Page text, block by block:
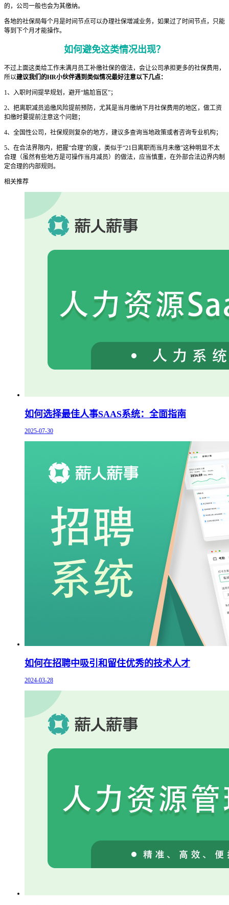
的，公司一般也会为其缴纳。
各地的社保局每个月是时间节点可以办理社保增减业务，如果过了时间节点，只能
等到下个月才能操作。
如何避免这类情况出现？
不过上面这类给工作未满月员工补缴社保的做法，会让公司承担更多的社保费用，
所以建议我们的HR小伙伴遇到类似情况最好注意以下几点：
1、入职时间提早规划，避开“尴尬盲区”；
2、把离职减员追缴风险提前预防，尤其是当月缴纳下月社保费用的地区，做工资
扣缴时要提前注意这个问题；
4、全国性公司，社保规则复杂的地方，建议多查询当地政策或者咨询专业机构；
5、在合法界限内，把握“合理”的度，类似于“21日离职而当月未缴”这种明显不太
合理（虽然有些地方是可操作当月减员）的做法，应当慎重，在外部合法边界内制
定合理的内部规则。
相关推荐
如何选择最佳人事SAAS系统：全面指南
2025-07-30
如何在招聘中吸引和留住优秀的技术人才
2024-03-28